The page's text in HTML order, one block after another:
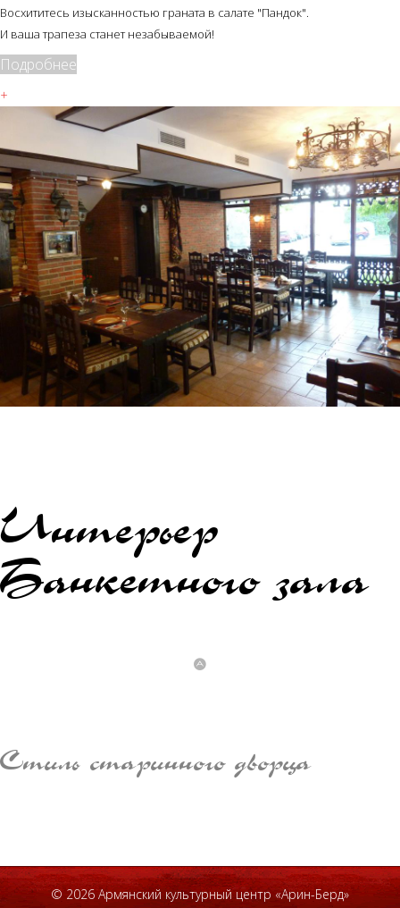
Восхититесь изысканностью граната в салате "Пандок".
И ваша трапеза станет незабываемой!
Подробнее
+
Интерьер
Банкетного зала
Стиль старинного дворца
© 2026 Армянский культурный центр «Арин-Берд»